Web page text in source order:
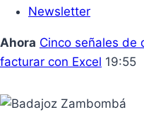
Newsletter
Ahora Cinco señales de
facturar con Excel 19:55